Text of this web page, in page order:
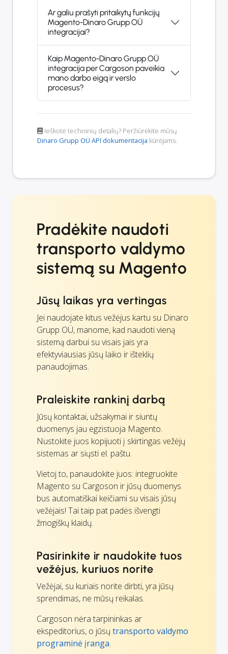
Ar galiu prašyti pritaikytų funkcijų
Magento-Dinaro Grupp OÜ
integracijai?
Kaip Magento-Dinaro Grupp OÜ
integracija per Cargoson paveikia
mano darbo eigą ir verslo
procesus?
Ieškote techninių detalių? Peržiūrėkite mūsų
Dinaro Grupp OÜ API dokumentacija kūrėjams.
Pradėkite naudoti
transporto valdymo
sistemą su Magento
Jūsų laikas yra vertingas
Jei naudojate kitus vežėjus kartu su Dinaro
Grupp OÜ, manome, kad naudoti vieną
sistemą darbui su visais jais yra
efektyviausias jūsų laiko ir išteklių
panaudojimas.
Praleiskite rankinį darbą
Jūsų kontaktai, užsakymai ir siuntų
duomenys jau egzistuoja Magento.
Nustokite juos kopijuoti į skirtingas vežėjų
sistemas ar siųsti el. paštu.
Vietoj to, panaudokite juos: integruokite
Magento su Cargoson ir jūsų duomenys
bus automatiškai keičiami su visais jūsų
vežėjais! Tai taip pat padės išvengti
žmogiškų klaidų.
Pasirinkite ir naudokite tuos
vežėjus, kuriuos norite
Vežėjai, su kuriais norite dirbti, yra jūsų
sprendimas, ne mūsų reikalas.
Cargoson nėra tarpininkas ar
ekspeditorius, o jūsų transporto valdymo
programinė įranga.